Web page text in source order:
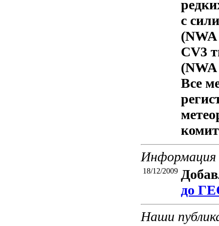
с
CV3
(NWA
Все
Информация
18/12/2009
до
Наши